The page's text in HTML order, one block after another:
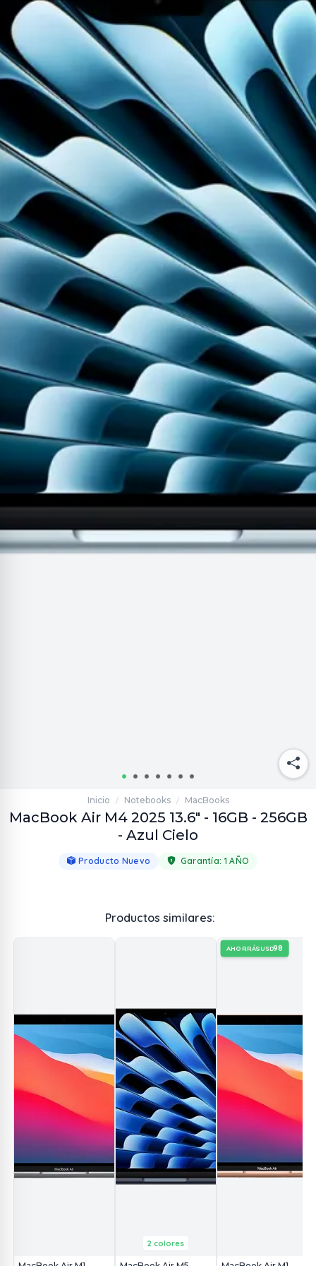
Inicio / Notebooks / MacBooks
MacBook Air M4 2025 13.6" - 16GB - 256GB
- Azul Cielo
Producto Nuevo Garantía: 1 AÑO
Productos similares:
2 colores
AHORRÁSUSD98